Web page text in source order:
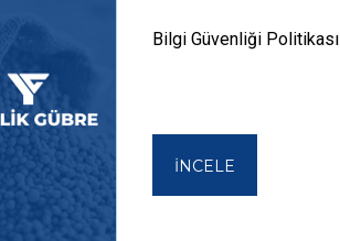
Bilgi Güvenliği Politikası
İNCELE